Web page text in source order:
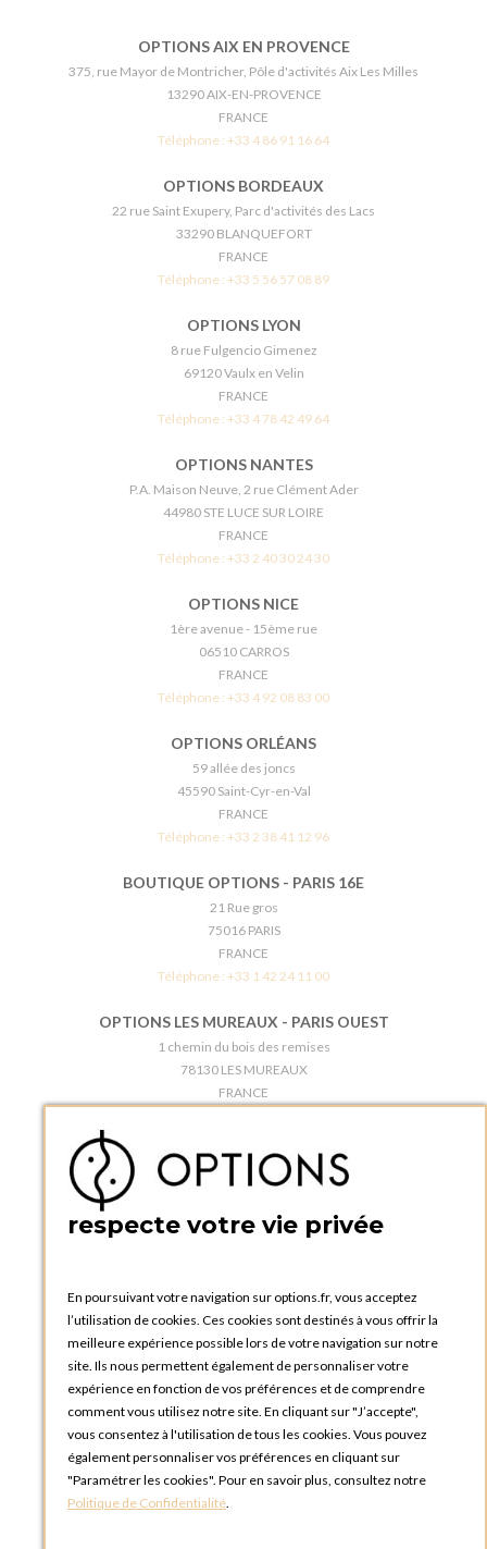
OPTIONS AIX EN PROVENCE
375, rue Mayor de Montricher, Pôle d'activités Aix Les Milles
13290 AIX-EN-PROVENCE
FRANCE
Téléphone : +33 4 86 91 16 64
OPTIONS BORDEAUX
22 rue Saint Exupery, Parc d'activités des Lacs
33290 BLANQUEFORT
FRANCE
Téléphone : +33 5 56 57 08 89
OPTIONS LYON
8 rue Fulgencio Gimenez
69120 Vaulx en Velin
FRANCE
Téléphone : +33 4 78 42 49 64
OPTIONS NANTES
P.A. Maison Neuve, 2 rue Clément Ader
44980 STE LUCE SUR LOIRE
FRANCE
Téléphone : +33 2 40 30 24 30
OPTIONS NICE
1ère avenue - 15ème rue
06510 CARROS
FRANCE
Téléphone : +33 4 92 08 83 00
OPTIONS ORLÉANS
59 allée des joncs
45590 Saint-Cyr-en-Val
FRANCE
Téléphone : +33 2 38 41 12 96
BOUTIQUE OPTIONS - PARIS 16E
21 Rue gros
75016 PARIS
FRANCE
Téléphone : +33 1 42 24 11 00
OPTIONS LES MUREAUX - PARIS OUEST
1 chemin du bois des remises
78130 LES MUREAUX
FRANCE
BOUTIQUE OPTIONS - PARIS 5E
5 quai de la tournelle
FRANCE
OPTIONS ROUEN
Rue du Clos Tellier
76800 Saint-Etienne-du-Rouvray
FRANCE
Téléphone :+33 2 35 08 38 53
OPTIONS TOULOUSE
6 rue Gaye Marie, ZAC de Saint-Martin du Touch
31300 Toulouse
FRANCE
respecte votre vie privée
En poursuivant votre navigation sur options.fr, vous acceptez
l’utilisation de cookies. Ces cookies sont destinés à vous offrir la
meilleure expérience possible lors de votre navigation sur notre
site. Ils nous permettent également de personnaliser votre
expérience en fonction de vos préférences et de comprendre
comment vous utilisez notre site. En cliquant sur "J’accepte",
vous consentez à l'utilisation de tous les cookies. Vous pouvez
également personnaliser vos préférences en cliquant sur
"Paramétrer les cookies". Pour en savoir plus, consultez notre
Politique de Confidentialité.